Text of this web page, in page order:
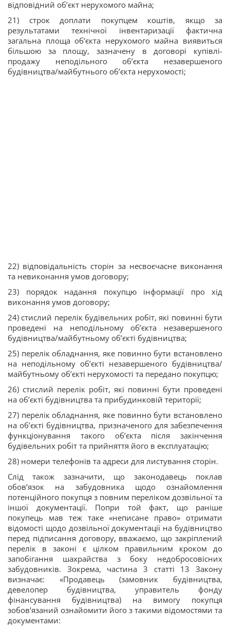
відповідний об’єкт нерухомого майна;
21) строк доплати покупцем коштів, якщо за
результатами технічної інвентаризації фактична
загальна площа об’єкта нерухомого майна виявиться
більшою за площу, зазначену в договорі купівлі-
продажу неподільного об’єкта незавершеного
будівництва/майбутнього об’єкта нерухомості;
22) відповідальність сторін за несвоєчасне виконання
та невиконання умов договору;
23) порядок надання покупцю інформації про хід
виконання умов договору;
24) стислий перелік будівельних робіт, які повинні бути
проведені на неподільному об’єкта незавершеного
будівництва/майбутньому об’єкті будівництва;
25) перелік обладнання, яке повинно бути встановлено
на неподільному об’єкті незавершеного будівництва/
майбутньому об’єкті нерухомості та передано покупцю;
26) стислий перелік робіт, які повинні бути проведені
на об’єкті будівництва та прибудинковій території;
27) перелік обладнання, яке повинно бути встановлено
на об’єкті будівництва, призначеного для забезпечення
функціонування такого об’єкта після закінчення
будівельних робіт та прийняття його в експлуатацію;
28) номери телефонів та адреси для листування сторін.
Слід також зазначити, що законодавець поклав
обов’язок на забудовника щодо ознайомлення
потенційного покупця з повним переліком дозвільної та
іншої документації. Попри той факт, що раніше
покупець мав теж таке «неписане право» отримати
відомості щодо дозвільної документації на будівництво
перед підписання договору, вважаємо, що закріплений
перелік в законі є цілком правильним кроком до
запобігання шахрайства з боку недобросовісних
забудовників. Зокрема, частина 3 статті 13 Закону
визначає: «Продавець (замовник будівництва,
девелопер будівництва, управитель фонду
фінансування будівництва) на вимогу покупця
зобов’язаний ознайомити його з такими відомостями та
документами: